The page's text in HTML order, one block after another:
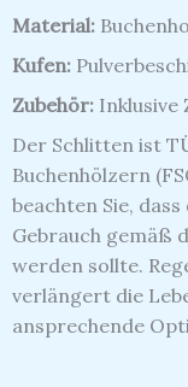
Material:
Kufen:
Zubehör: Inklusive
Der Schlitten ist
Buchenhölzern
beachten Sie,
Gebrauch gemäß
werden sollte.
verlängert die
ansprechende